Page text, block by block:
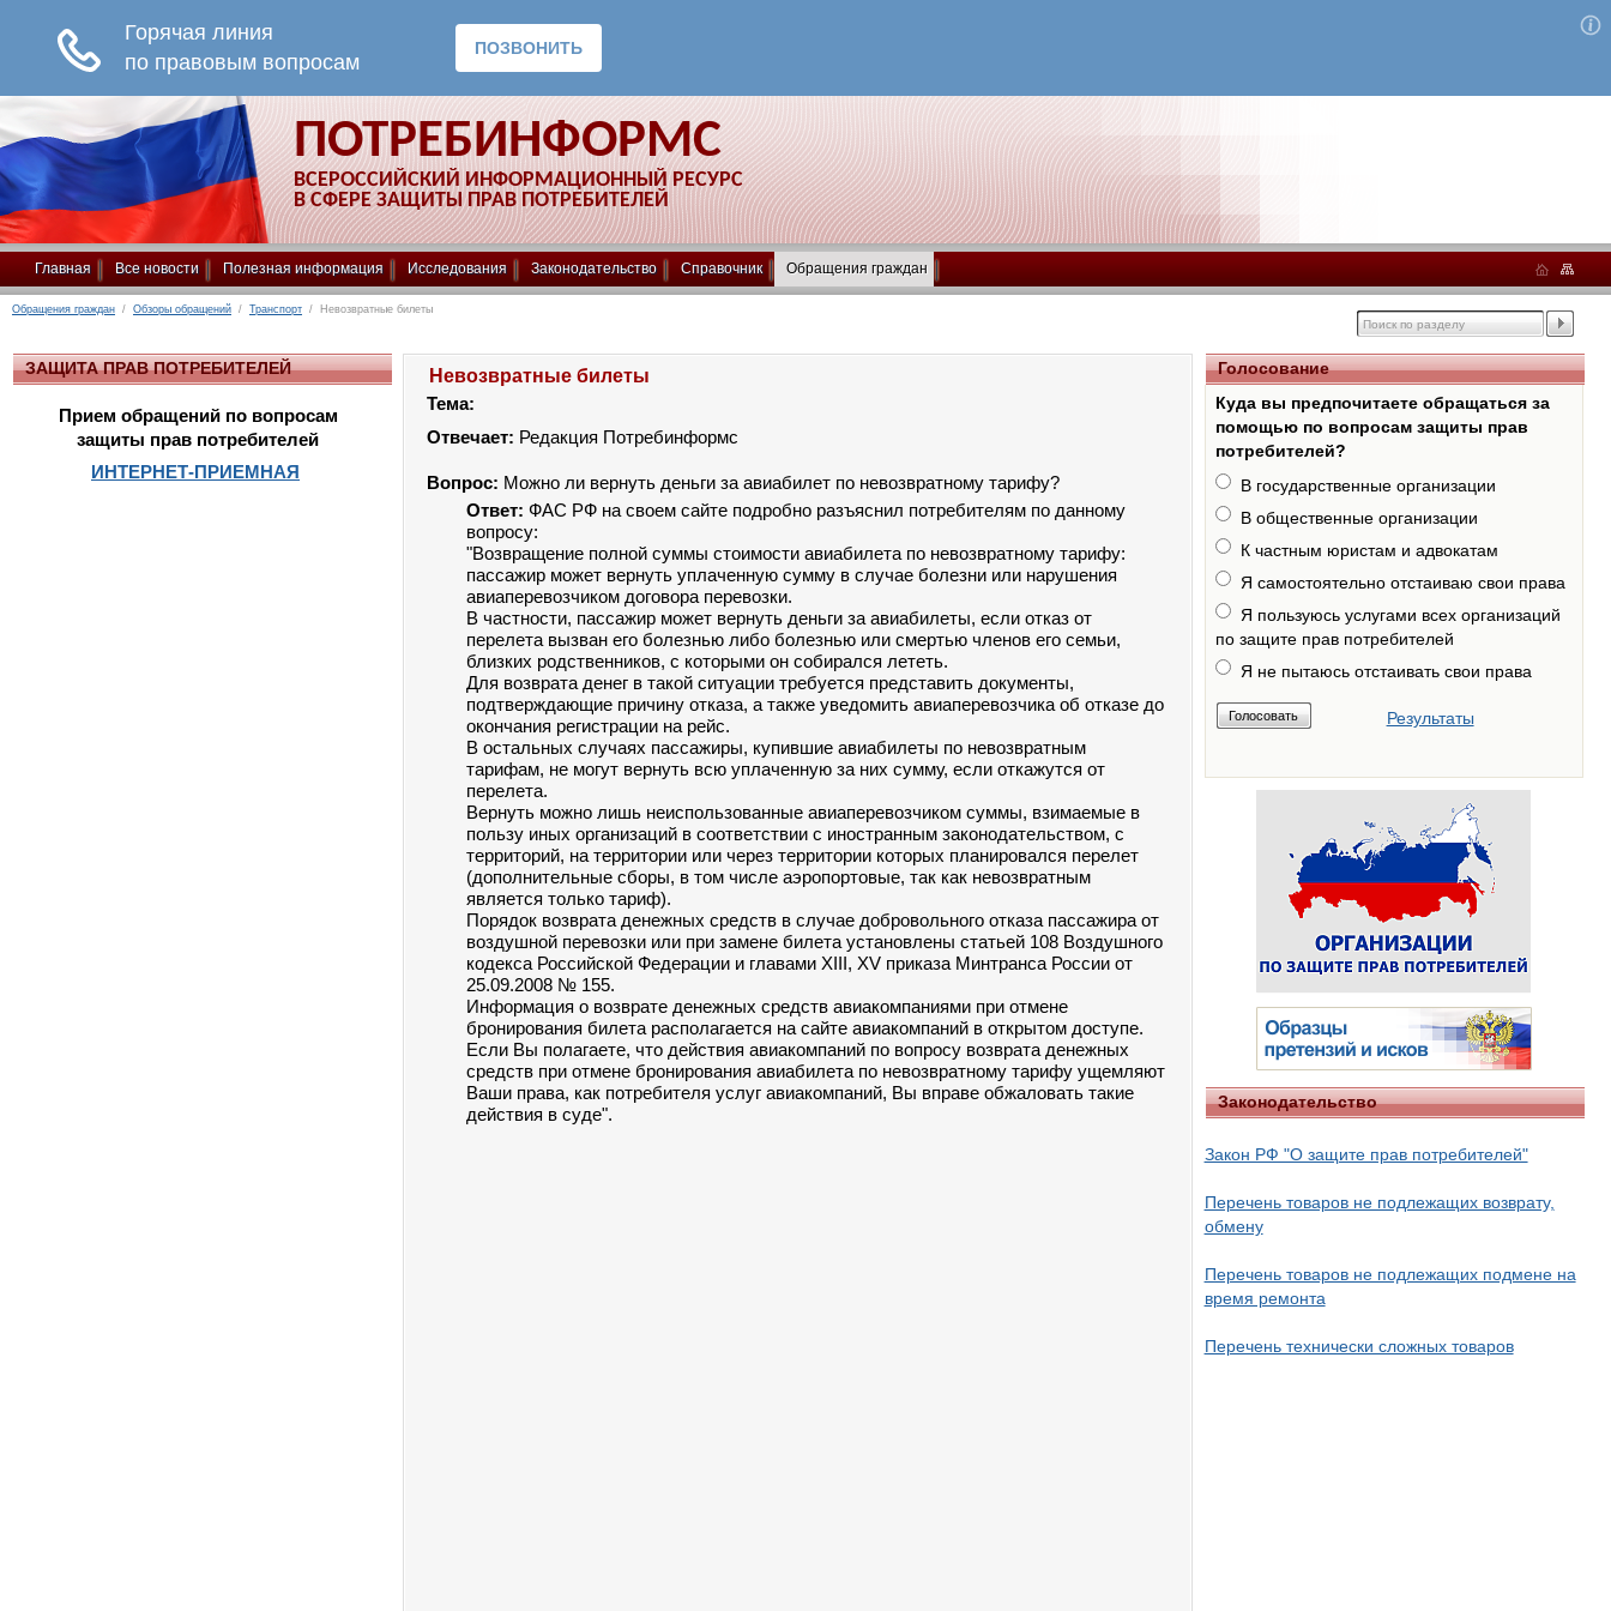
ПОТРЕБИНФОРМС
ВСЕРОССИЙСКИЙ ИНФОРМАЦИОННЫЙ РЕСУРС
В СФЕРЕ ЗАЩИТЫ ПРАВ ПОТРЕБИТЕЛЕЙ
Главная Все новости Полезная информация Исследования Законодательство Справочник Обращения граждан
Обращения граждан / Обзоры обращений / Транспорт / Невозвратные билеты
ЗАЩИТА ПРАВ ПОТРЕБИТЕЛЕЙ
Прием обращений по вопросам
защиты прав потребителей
ИНТЕРНЕТ-ПРИЕМНАЯ
Невозвратные билеты
Тема:
Отвечает: Редакция Потребинформс
Вопрос: Можно ли вернуть деньги за авиабилет по невозвратному тарифу?
Ответ: ФАС РФ на своем сайте подробно разъяснил потребителям по данному
вопросу:
"Возвращение полной суммы стоимости авиабилета по невозвратному тарифу:
пассажир может вернуть уплаченную сумму в случае болезни или нарушения
авиаперевозчиком договора перевозки.
В частности, пассажир может вернуть деньги за авиабилеты, если отказ от
перелета вызван его болезнью либо болезнью или смертью членов его семьи,
близких родственников, с которыми он собирался лететь.
Для возврата денег в такой ситуации требуется представить документы,
подтверждающие причину отказа, а также уведомить авиаперевозчика об отказе до
окончания регистрации на рейс.
В остальных случаях пассажиры, купившие авиабилеты по невозвратным
тарифам, не могут вернуть всю уплаченную за них сумму, если откажутся от
перелета.
Вернуть можно лишь неиспользованные авиаперевозчиком суммы, взимаемые в
пользу иных организаций в соответствии с иностранным законодательством, с
территорий, на территории или через территории которых планировался перелет
(дополнительные сборы, в том числе аэропортовые, так как невозвратным
является только тариф).
Порядок возврата денежных средств в случае добровольного отказа пассажира от
воздушной перевозки или при замене билета установлены статьей 108 Воздушного
кодекса Российской Федерации и главами XIII, XV приказа Минтранса России от
25.09.2008 № 155.
Информация о возврате денежных средств авиакомпаниями при отмене
бронирования билета располагается на сайте авиакомпаний в открытом доступе.
Если Вы полагаете, что действия авиакомпаний по вопросу возврата денежных
средств при отмене бронирования авиабилета по невозвратному тарифу ущемляют
Ваши права, как потребителя услуг авиакомпаний, Вы вправе обжаловать такие
действия в суде".
Голосование
Куда вы предпочитаете обращаться за
помощью по вопросам защиты прав
потребителей?
В государственные организации
В общественные организации
К частным юристам и адвокатам
Я самостоятельно отстаиваю свои права
Я пользуюсь услугами всех организаций
по защите прав потребителей
Я не пытаюсь отстаивать свои права
Результаты
Законодательство
Закон РФ "О защите прав потребителей"
Перечень товаров не подлежащих возврату,
обмену
Перечень товаров не подлежащих подмене на
время ремонта
Перечень технически сложных товаров